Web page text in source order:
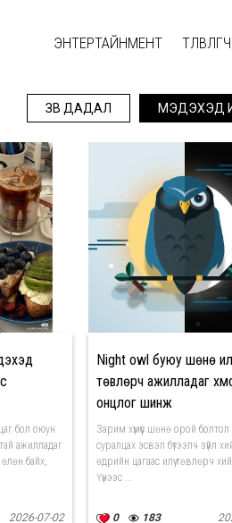
ЭНТЕРТАЙНМЕНТ ТӨЛӨВЛӨГЧ
ЗӨВ ДАДАЛ МЭДЭХЭД
бол оюун
ажилладаг
байх,
2026-07-02
Night owl буюу шөнө илүү
төвлөрч ажилладаг
онцлог шинж
Зарим хүмүүс шөнө орой
суралцах эсвэл бүтээлч зүйл
өдрийн цагаас илүү төвлөрч
Үүнээс ...
0 183